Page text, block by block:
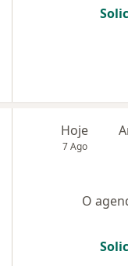
Hoje
7 Ago
O